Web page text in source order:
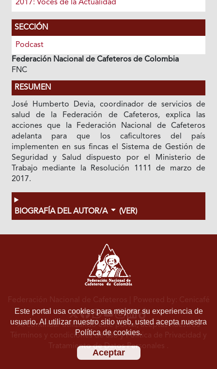
2017: Voces de la Actualidad
SECCIÓN
Podcast
Federación Nacional de Cafeteros de Colombia
FNC
RESUMEN
José Humberto Devia, coordinador de servicios de
salud de la Federación de Cafeteros, explica las
acciones que la Federación Nacional de Cafeteros
adelanta para que los caficultores del país
implementen en sus fincas el Sistema de Gestión de
Seguridad y Salud dispuesto por el Ministerio de
Trabajo mediante la Resolución 1111 de marzo de
2017.
BIOGRAFÍA DEL AUTOR/A (VER)
Este portal usa cookies para mejorar su experiencia de
usuario. Al utilizar nuestro sitio web, usted acepta nuestra
Política de cookies.
Aceptar
Federación Nacional de Cafeteros | Powered by: Cenicafé
Al continuar utilizando este portal, aceptas nuestros
Términos y condiciones de usoyPolítica de Privacidad y
Tratamiento de Datos Personales